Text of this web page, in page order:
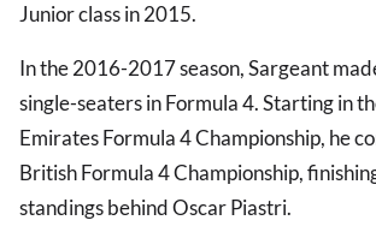
Junior class in 2015.
In the 2016-2017 season, Sargeant
single-seaters in Formula 4. Starting in
Emirates Formula 4 Championship, he
British Formula 4 Championship,
standings behind Oscar Piastri.